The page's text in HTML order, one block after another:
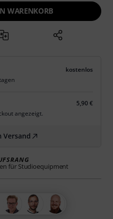
WARENKORB
kostenlos
5,90 €
angezeigt.
Versand
für Studioequipment